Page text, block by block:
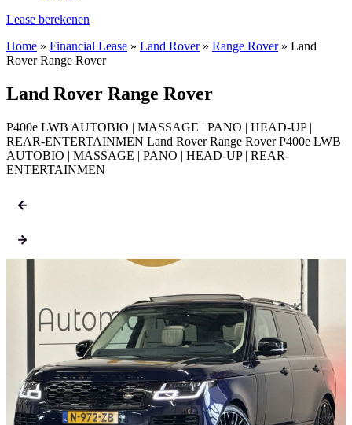
Lease berekenen
Home » Financial Lease » Land Rover » Range Rover » Land
Rover Range Rover
Land Rover Range Rover
P400e LWB AUTOBIO | MASSAGE | PANO | HEAD-UP |
REAR-ENTERTAINMEN Land Rover Range Rover P400e LWB
AUTOBIO | MASSAGE | PANO | HEAD-UP | REAR-
ENTERTAINMEN